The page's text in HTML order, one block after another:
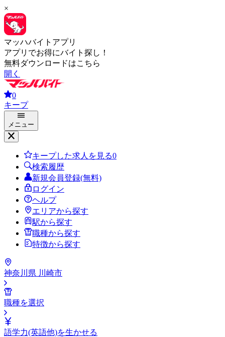
×
マッハバイトアプリ
アプリでお得にバイト探し！
無料ダウンロードはこちら
開く
0
キープ
メニュー
キープした求人を見る0
検索履歴
新規会員登録(無料)
ログイン
ヘルプ
エリアから探す
駅から探す
職種から探す
特徴から探す
神奈川県 川崎市
職種を選択
語学力(英語他)を生かせる